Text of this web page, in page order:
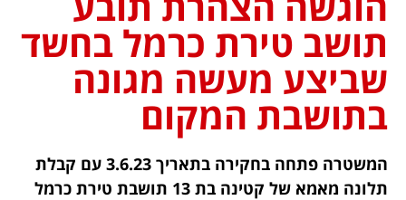
תושב טירת כרמל בחשד
שביצע מעשה מגונה
בתושבת המקום
המשטרה פתחה בחקירה בתאריך 3.6.23 עם קבלת
תלונה מאמא של קטינה בת 13 תושבת טירת כרמל